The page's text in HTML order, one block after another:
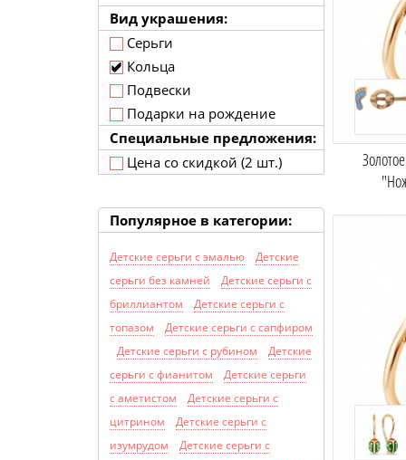
Вид украшения:
Серьги
Кольца
Подвески
Подарки на рождение
Специальные предложения:
Цена со скидкой (2 шт.)
Популярное в категории:
Детские серьги с эмалью
Детские
серьги без камней
Детские серьги с
бриллиантом
Детские серьги с
топазом
Детские серьги с сапфиром
Детские серьги с рубином
Детские
серьги с фианитом
Детские серьги
с аметистом
Детские серьги с
цитрином
Детские серьги с
изумрудом
Детские серьги с